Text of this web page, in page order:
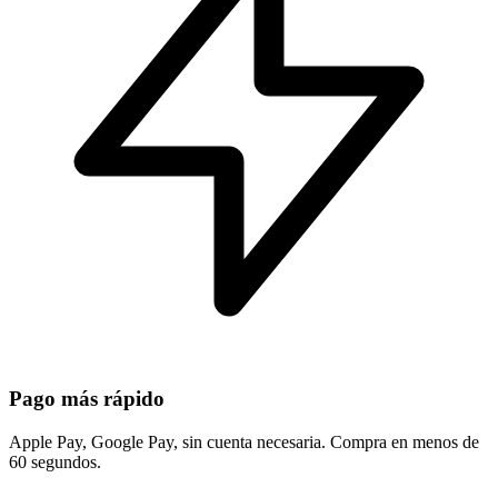
Pago más rápido
Apple Pay, Google Pay, sin cuenta necesaria. Compra en menos de
60 segundos.